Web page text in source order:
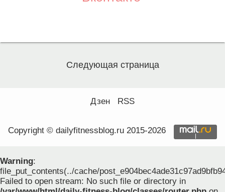
Следующая страница
Дзен RSS
Copyright © dailyfitnessblog.ru 2015-2026
Warning:
file_put_contents(../cache/
Failed to open stream: No such file or directory in